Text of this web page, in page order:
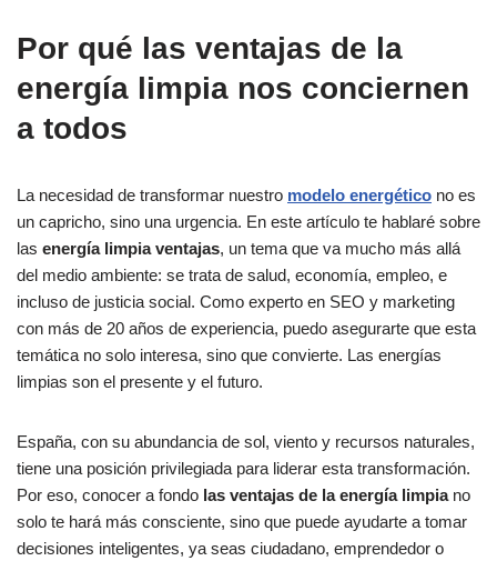
Por qué las ventajas de la
energía limpia nos conciernen
a todos
La necesidad de transformar nuestro modelo energético no es
un capricho, sino una urgencia. En este artículo te hablaré sobre
las energía limpia ventajas, un tema que va mucho más allá
del medio ambiente: se trata de salud, economía, empleo, e
incluso de justicia social. Como experto en SEO y marketing
con más de 20 años de experiencia, puedo asegurarte que esta
temática no solo interesa, sino que convierte. Las energías
limpias son el presente y el futuro.
España, con su abundancia de sol, viento y recursos naturales,
tiene una posición privilegiada para liderar esta transformación.
Por eso, conocer a fondo las ventajas de la energía limpiano
solo te hará más consciente, sino que puede ayudarte a tomar
decisiones inteligentes, ya seas ciudadano, emprendedor o